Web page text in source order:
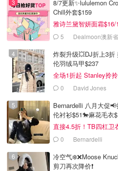
8/7更新✨lululemon
Chill外套$159
雅诗兰黛智妍面霜$16/
5 Dealmoon澳新
炸裂升级💥DJ折上3折
伦羽绒马甲$237
全场1折起 Stanley拎
0 David Jones
Bernardelli 八月大促
伦衬衫$51🐎麻花毛衣
直接4.5折！TB四杠卫
0 Bernardelli
冷空气❄️❌️Moose
剪刀再次降价❗️